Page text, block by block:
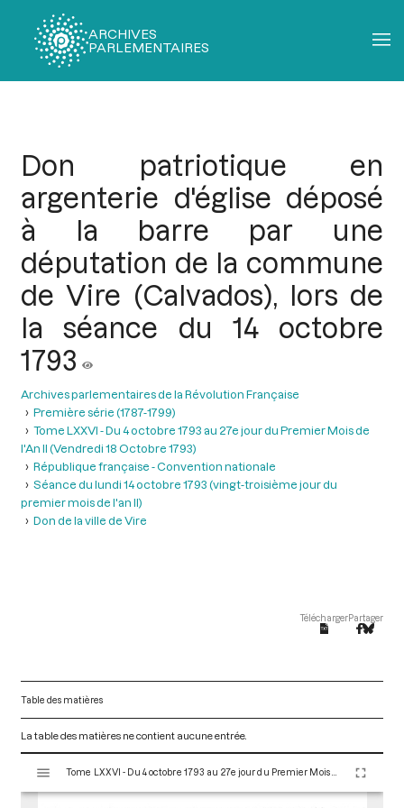
ARCHIVES
PARLEMENTAIRES
Don patriotique en
argenterie d'église déposé
à la barre par une
députation de la commune
de Vire (Calvados), lors de
la séance du 14 octobre
1793
Archives parlementaires de la Révolution Française
Première série (1787-1799)
Tome LXXVI - Du 4 octobre 1793 au 27e jour du Premier Mois de
l'An II (Vendredi 18 Octobre 1793)
République française - Convention nationale
Séance du lundi 14 octobre 1793 (vingt-troisième jour du
premier mois de l'an II)
Don de la ville de Vire
TéléchargerPartager
Table des matières
La table des matières ne contient aucune entrée.
s